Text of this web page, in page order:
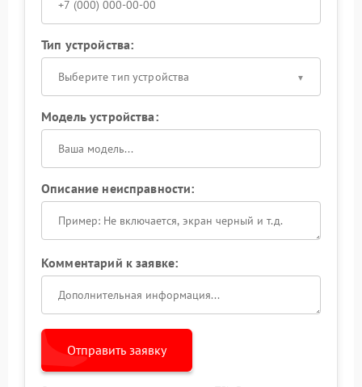
Тип устройства:
Выберите тип устройства
Модель устройства:
Описание неисправности:
Комментарий к заявке:
Отправить заявку